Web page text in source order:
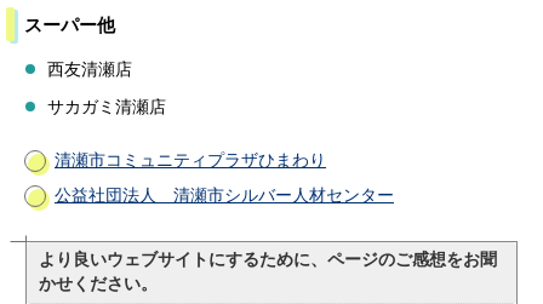
スーパー他
西友清瀬店
サカガミ清瀬店
清瀬市コミュニティプラザひまわり
公益社団法人 清瀬市シルバー人材センター
より良いウェブサイトにするために、ページのご感想をお聞
かせください。